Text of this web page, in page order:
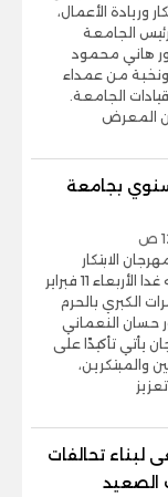
وريادة الأعمال،
الجامعة
هاني محمود
ونخبة من عمداء
الجامعة.
ان المعرض
بجامعة
الابتكار
السنوي، والذى تنطلق فعالياته غدا الأربعاء 11 فبراير
الكبري بالحرم
حسان النعماني
يأتي تأكيدًا على
والمبتكرين،
تحالفات
الصعيد